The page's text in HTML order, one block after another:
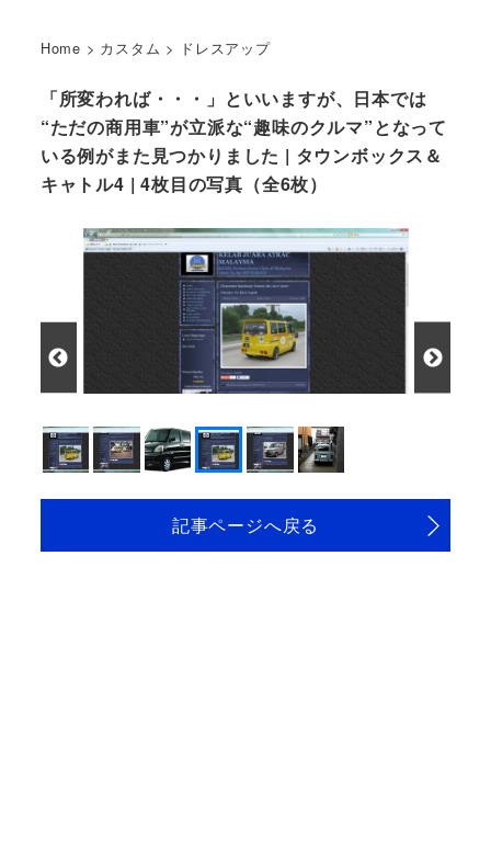
Home > カスタム > ドレスアップ
「所変われば・・・」といいますが、日本では
“ただの商用車”が立派な“趣味のクルマ”となって
いる例がまた見つかりました | タウンボックス＆
キャトル4 | 4枚目の写真（全6枚）
記事ページへ戻る